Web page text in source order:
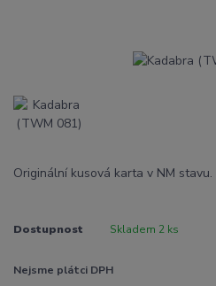
Originální kusová karta v NM stavu.
Dostupnost Skladem 2 ks
Nejsme plátci DPH